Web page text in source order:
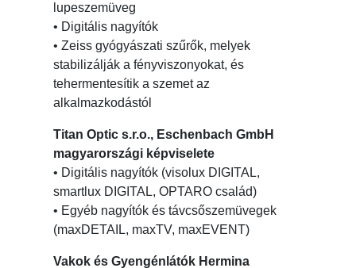
lupeszemüveg
• Digitális nagyítók
• Zeiss gyógyászati szűrők, melyek
stabilizálják a fényviszonyokat, és
tehermentesítik a szemet az
alkalmazkodástól
Titan Optic s.r.o., Eschenbach GmbH
magyarországi képviselete
• Digitális nagyítók (visolux DIGITAL,
smartlux DIGITAL, OPTARO család)
• Egyéb nagyítók és távcsőszemüvegek
(maxDETAIL, maxTV, maxEVENT)
Vakok és Gyengénlátók Hermina